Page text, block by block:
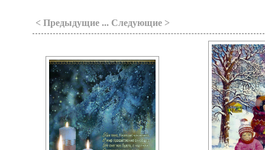
< Предыдущие ... Следующие >